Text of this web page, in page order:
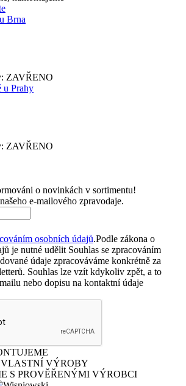
Brna
ZAVŘENO
u Prahy
ZAVŘENO
o novinkách v sortimentu!
e-mailového zpravodaje.
osobních údajů.Podle zákona o
je nutné udělit Souhlas se zpracováním
údaje zpracováváme konkrétně za
Souhlas lze vzít kdykoliv zpět, a to
nebo dopisu na kontaktní údaje
VÝROBY
S PROVĚŘENÝMI VÝROBCI